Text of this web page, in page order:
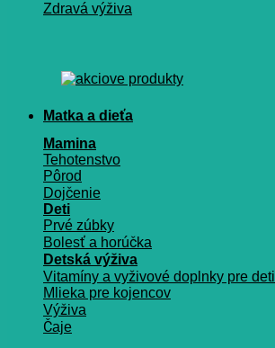
Zdravá výživa
Matka a dieťa
Mamina
Tehotenstvo
Pôrod
Dojčenie
Deti
Prvé zúbky
Bolesť a horúčka
Detská výživa
Vitamíny a vyživové doplnky pre deti
Mlieka pre kojencov
Výživa
Čaje